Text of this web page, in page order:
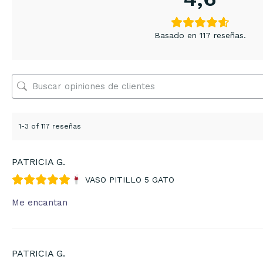
Basado en 117 reseñas.
1-3 of 117 reseñas
PATRICIA G.
VASO PITILLO 5 GATO
Me encantan
PATRICIA G.